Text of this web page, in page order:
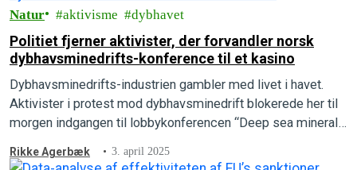
Natur aktivisme dybhavet
Politiet fjerner aktivister, der forvandler norsk
dybhavsminedrifts-konference til et kasino
Dybhavsminedrifts-industrien gambler med livet i havet.
Aktivister i protest mod dybhavsminedrift blokerede her til
morgen indgangen til lobbykonferencen “Deep sea minerals
Konferencen blev afbrudt og evakueret, og politiet kom for
Rikke Agerbæk 3. april 2025